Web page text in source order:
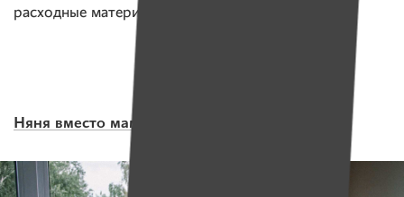
расходные материалы и пр.
Няня вместо мамы